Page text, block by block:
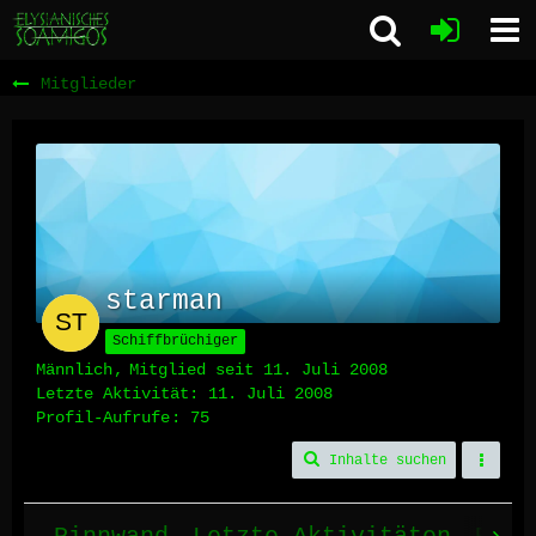
Mitglieder
starman
Schiffbrüchiger
Männlich
Mitglied seit 11. Juli 2008
Letzte Aktivität: 11. Juli 2008
Profil-Aufrufe
75
Inhalte suchen